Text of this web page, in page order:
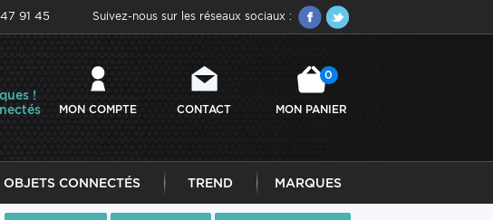
91 45 Suivez-nous sur les réseaux sociaux :
!
MON COMPTE CONTACT MON PANIER
0
OBJETS CONNECTÉS TREND MARQUES